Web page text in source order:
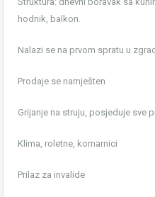
hodnik, balkon.
Nalazi se na prvom spratu u
Prodaje se namješten
Grijanje na struju, posjeduje sve
Klima, roletne, komarnici
Prilaz za invalide